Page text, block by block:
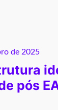
de 2025
pós